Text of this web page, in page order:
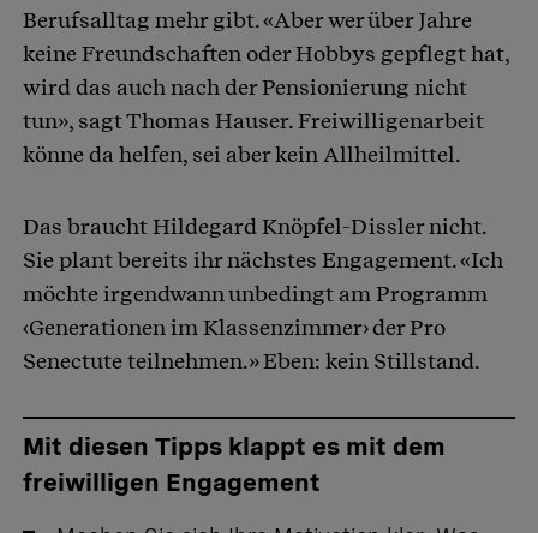
Berufsalltag mehr gibt. «Aber wer über Jahre
keine Freundschaften oder Hobbys gepflegt hat,
wird das auch nach der Pensionierung nicht
tun», sagt Thomas Hauser. Freiwilligenarbeit
könne da helfen, sei aber kein Allheilmittel.
Das braucht Hildegard Knöpfel-Dissler nicht.
Sie plant bereits ihr nächstes Engagement. «Ich
möchte irgendwann unbedingt am Programm
‹Generationen im Klassenzimmer› der Pro
Senectute teilnehmen.» Eben: kein Stillstand.
Mit diesen Tipps klappt es mit dem
freiwilligen Engagement